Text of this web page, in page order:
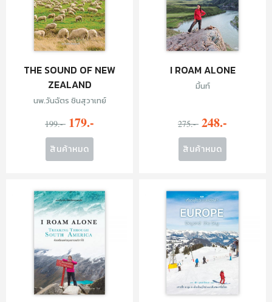
THE SOUND OF NEW
ZEALAND
นพ.วันฉัตร ชินสุวาเทย์
199.- 179.-
สินค้าหมด
I ROAM ALONE
มิ้นท์
275.- 248.-
สินค้าหมด